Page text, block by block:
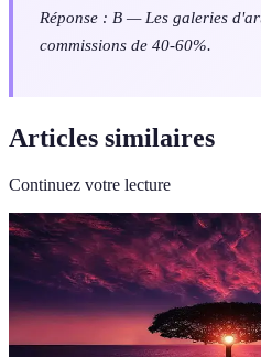
Réponse : B — Les galeries
commissions de 40-60%.
Articles similaires
Continuez votre lecture